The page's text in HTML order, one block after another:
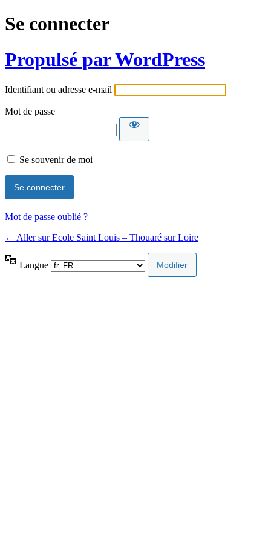
Se connecter
Propulsé par WordPress
Identifiant ou adresse e-mail
Mot de passe
Se souvenir de moi
Mot de passe oublié ?
← Aller sur Ecole Saint Louis – Thouaré sur Loire
Langue